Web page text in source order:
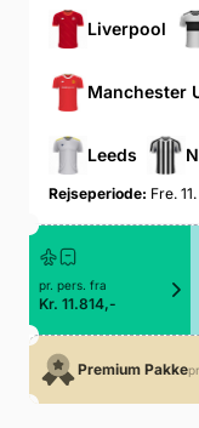
Liverpool
Manchester
Leeds
Rejseperiode: Fre.
pr. pers. fra
Kr. 11.814,-
Premium Pakke